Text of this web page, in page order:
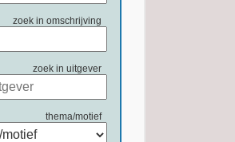
zoek in omschrijving
zoek in uitgever
thema/motief